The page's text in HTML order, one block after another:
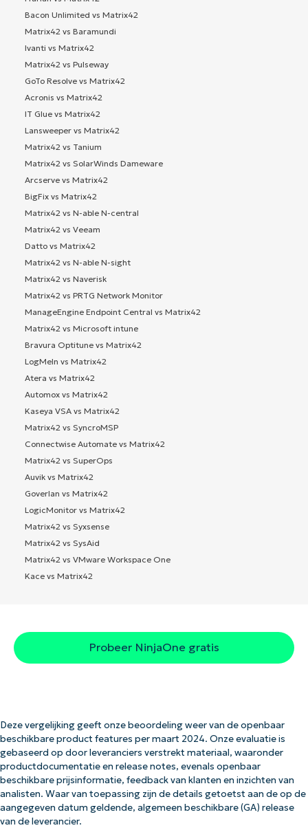
Bacon Unlimited vs Matrix42
Matrix42 vs Baramundi
Ivanti vs Matrix42
Matrix42 vs Pulseway
GoTo Resolve vs Matrix42
Acronis vs Matrix42
IT Glue vs Matrix42
Lansweeper vs Matrix42
Matrix42 vs Tanium
Matrix42 vs SolarWinds Dameware
Arcserve vs Matrix42
BigFix vs Matrix42
Matrix42 vs N-able N-central
Matrix42 vs Veeam
Datto vs Matrix42
Matrix42 vs N-able N-sight
Matrix42 vs Naverisk
Matrix42 vs PRTG Network Monitor
ManageEngine Endpoint Central vs Matrix42
Matrix42 vs Microsoft intune
Bravura Optitune vs Matrix42
LogMeIn vs Matrix42
Atera vs Matrix42
Automox vs Matrix42
Kaseya VSA vs Matrix42
Matrix42 vs SyncroMSP
Connectwise Automate vs Matrix42
Matrix42 vs SuperOps
Auvik vs Matrix42
Goverlan vs Matrix42
LogicMonitor vs Matrix42
Matrix42 vs Syxsense
Matrix42 vs SysAid
Matrix42 vs VMware Workspace One
Kace vs Matrix42
Probeer NinjaOne gratis
Deze vergelijking geeft onze beoordeling weer van de openbaar
beschikbare product features per maart 2024. Onze evaluatie is
gebaseerd op door leveranciers verstrekt materiaal, waaronder
productdocumentatie en release notes, evenals openbaar
beschikbare prijsinformatie, feedback van klanten en inzichten van
analisten. Waar van toepassing zijn de details getoetst aan de op de
aangegeven datum geldende, algemeen beschikbare (GA) release
van de leverancier.